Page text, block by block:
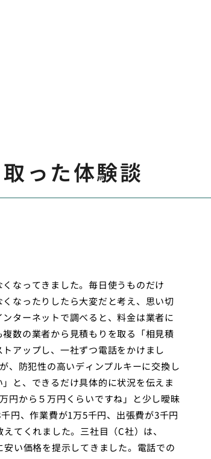
った体験談
なってきました。毎日使うものだけ
なったりしたら大変だと考え、思い切
ターネットで調べると、料金は業者に
数の業者から見積もりを取る「相見積
アップし、一社ずつ電話をかけまし
、防犯性の高いディンプルキーに交換し
と、できるだけ具体的に状況を伝えま
円から５万円くらいですね」と少し曖昧
円、作業費が1万5千円、出張費が3千円
てくれました。三社目（C社）は、
い価格を提示してきました。電話での